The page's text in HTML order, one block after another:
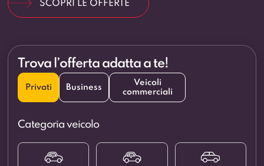
SCOPRI LE OFFERTE
Trova l’offerta adatta a te!
Privati Business
Veicoli
commerciali
Categoria veicolo